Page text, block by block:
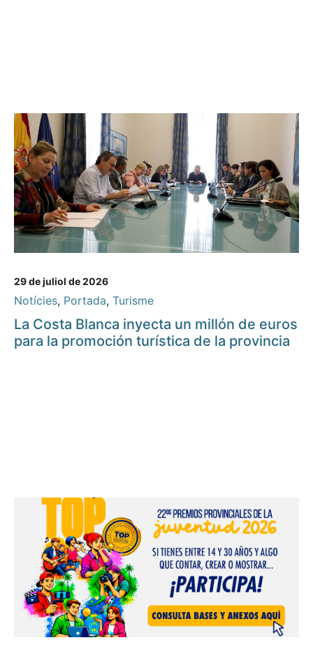
29 de juliol de 2026
Notícies, Portada, Turisme
La Costa Blanca inyecta un millón de euros
para la promoción turística de la provincia